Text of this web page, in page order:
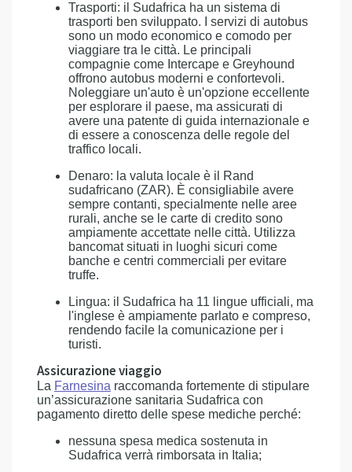
Trasporti: il Sudafrica ha un sistema di
trasporti ben sviluppato. I servizi di autobus
sono un modo economico e comodo per
viaggiare tra le città. Le principali
compagnie come Intercape e Greyhound
offrono autobus moderni e confortevoli.
Noleggiare un'auto è un'opzione eccellente
per esplorare il paese, ma assicurati di
avere una patente di guida internazionale e
di essere a conoscenza delle regole del
traffico locali.
Denaro: la valuta locale è il Rand
sudafricano (ZAR). È consigliabile avere
sempre contanti, specialmente nelle aree
rurali, anche se le carte di credito sono
ampiamente accettate nelle città. Utilizza
bancomat situati in luoghi sicuri come
banche e centri commerciali per evitare
truffe.
Lingua: il Sudafrica ha 11 lingue ufficiali, ma
l'inglese è ampiamente parlato e compreso,
rendendo facile la comunicazione per i
turisti.
Assicurazione viaggio
La Farnesina raccomanda fortemente di stipulare
un’assicurazione sanitaria Sudafrica con
pagamento diretto delle spese mediche perché:
nessuna spesa medica sostenuta in
Sudafrica verrà rimborsata in Italia;